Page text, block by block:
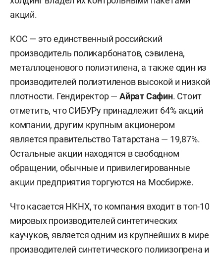
акций.
КОС — это единственный российский
производитель поликарбонатов, сэвилена,
металлоценового полиэтилена, а также один из
производителей полиэтиленов высокой и низкой
плотности. Гендиректор —Айрат Сафин. Стоит
отметить, что СИБУРу принадлежит 64% акций
компании, другим крупным акционером
является правительство Татарстана — 19,87%.
Остальные акции находятся в свободном
обращении, обычные и привилегированные
акции предприятия торгуются на Мосбирже.
Что касается НКНХ, то компания входит в топ-10
мировых производителей синтетических
каучуков, является одним из крупнейших в мире
производителей синтетического полиизопрена и